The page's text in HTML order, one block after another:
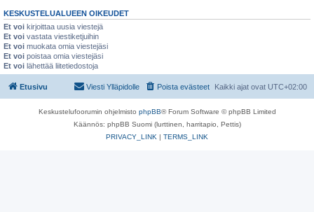
KESKUSTELUALUEEN OIKEUDET
Et voi kirjoittaa uusia viestejä
Et voi vastata viestiketjuihin
Et voi muokata omia viestejäsi
Et voi poistaa omia viestejäsi
Et voi lähettää liitetiedostoja
Etusivu Kaikki ajat ovat UTC+02:00
Poista evästeet
Viesti Ylläpidolle
Keskustelufoorumin ohjelmisto phpBB® Forum Software © phpBB Limited
Käännös: phpBB Suomi (lurttinen, harritapio, Pettis)
PRIVACY_LINK | TERMS_LINK